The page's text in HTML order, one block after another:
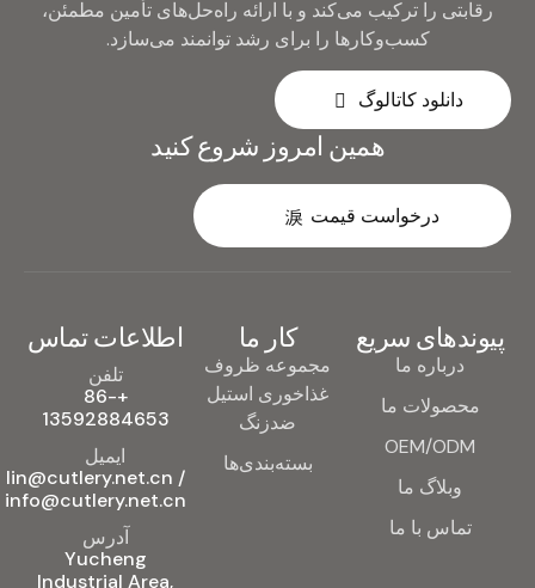
رقابتی را ترکیب می‌کند و با ارائه راه‌حل‌های تأمین مطمئن،
کسب‌وکارها را برای رشد توانمند می‌سازد.
دانلود کاتالوگ
همین امروز شروع کنید
درخواست قیمت
پیوندهای سریع
درباره ما
محصولات ما
OEM/ODM
وبلاگ ما
تماس با ما
کار ما
مجموعه ظروف
غذاخوری استیل
ضدزنگ
بسته‌بندی‌ها
اطلاعات تماس
تلفن
+86-
13592884653
ایمیل
lin@cutlery.net.cn /
info@cutlery.net.cn
آدرس
Yucheng
Industrial Area,